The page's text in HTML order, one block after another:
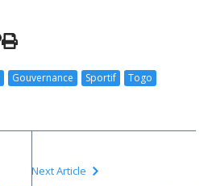
Gouvernance Sportif Togo
Next Article